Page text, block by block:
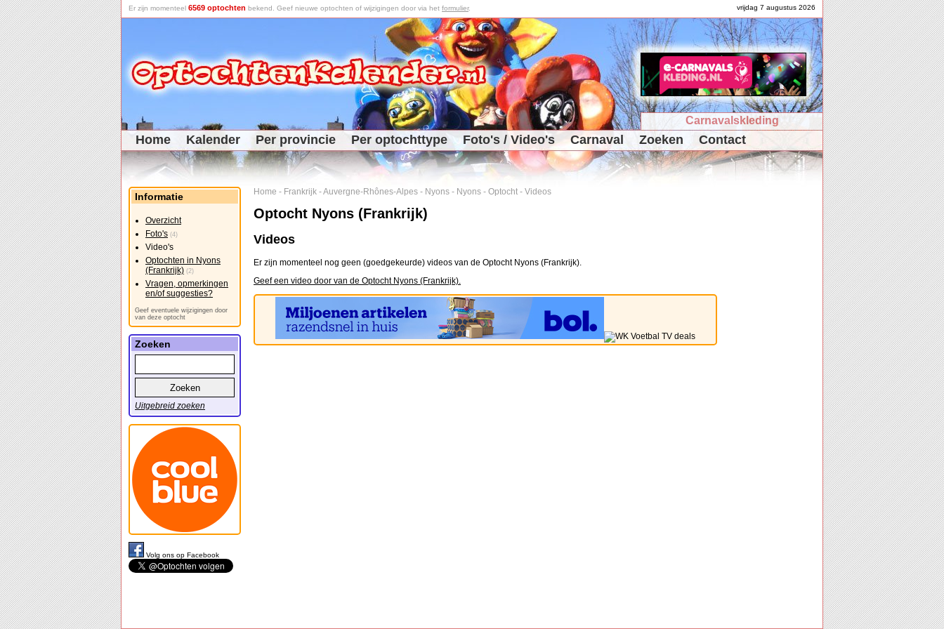
vrijdag 7 augustus 2026
Er zijn momenteel 6569 optochten bekend. Geef nieuwe optochten of wijzigingen door via het formulier.
Carnavalskleding
Home Kalender Per provincie Per optochttype Foto's / Video's Carnaval Zoeken Contact
Home - Frankrijk -Auvergne-Rhônes-Alpes - Nyons - Nyons - Optocht - Videos
Optocht Nyons (Frankrijk)
Videos
Er zijn momenteel nog geen (goedgekeurde) videos van de Optocht Nyons (Frankrijk).
Geef een video door van de Optocht Nyons (Frankrijk).
Informatie
Overzicht
Foto's (4)
Video's
Optochten in Nyons
(Frankrijk) (2)
Vragen, opmerkingen
en/of suggesties?
Geef eventuele wijzigingen door
van deze optocht
Zoeken
Uitgebreid zoeken
Volg ons op Facebook